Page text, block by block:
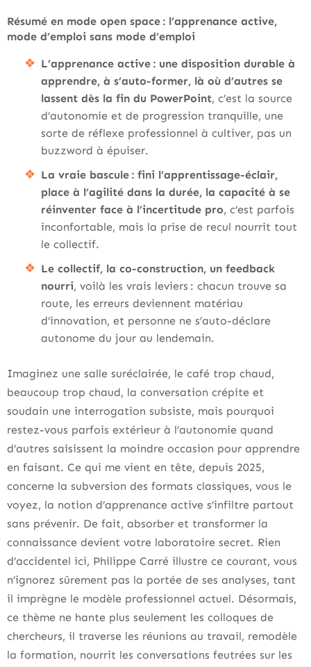
Résumé en mode open space : l’apprenance active,
mode d’emploi sans mode d’emploi
L’apprenance active : une disposition durable à
apprendre, à s’auto-former, là où d’autres se
lassent dès la fin du PowerPoint, c’est la source
d’autonomie et de progression tranquille, une
sorte de réflexe professionnel à cultiver, pas un
buzzword à épuiser.
La vraie bascule : fini l’apprentissage-éclair,
place à l’agilité dans la durée, la capacité à se
réinventer face à l’incertitude pro, c’est parfois
inconfortable, mais la prise de recul nourrit tout
le collectif.
Le collectif, la co-construction, un feedback
nourri, voilà les vrais leviers : chacun trouve sa
route, les erreurs deviennent matériau
d’innovation, et personne ne s’auto-déclare
autonome du jour au lendemain.
Imaginez une salle suréclairée, le café trop chaud,
beaucoup trop chaud, la conversation crépite et
soudain une interrogation subsiste, mais pourquoi
restez-vous parfois extérieur à l’autonomie quand
d’autres saisissent la moindre occasion pour apprendre
en faisant. Ce qui me vient en tête, depuis 2025,
concerne la subversion des formats classiques, vous le
voyez, la notion d’apprenance active s’infiltre partout
sans prévenir. De fait, absorber et transformer la
connaissance devient votre laboratoire secret. Rien
d’accidentel ici, Philippe Carré illustre ce courant, vous
n’ignorez sûrement pas la portée de ses analyses, tant
il imprègne le modèle professionnel actuel. Désormais,
ce thème ne hante plus seulement les colloques de
chercheurs, il traverse les réunions au travail, remodèle
la formation, nourrit les conversations feutrées sur les